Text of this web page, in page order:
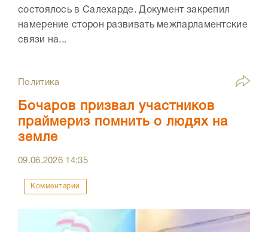
состоялось в Салехарде. Документ закрепил
намерение сторон развивать межпарламентские
связи на...
Политика
Бочаров призвал участников
праймериз помнить о людях на
земле
09.06.2026 14:35
Комментарии